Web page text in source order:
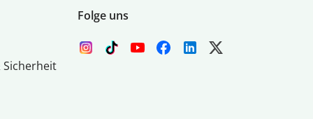
Folge uns